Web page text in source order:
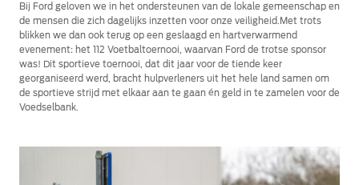
Bij Ford geloven we in het ondersteunen van de lokale gemeenschap en
de mensen die zich dagelijks inzetten voor onze veiligheid.Met trots
blikken we dan ook terug op een geslaagd en hartverwarmend
evenement: het 112 Voetbaltoernooi, waarvan Ford de trotse sponsor
was! Dit sportieve toernooi, dat dit jaar voor de tiende keer
georganiseerd werd, bracht hulpverleners uit het hele land samen om
de sportieve strijd met elkaar aan te gaan én geld in te zamelen voor de
Voedselbank.